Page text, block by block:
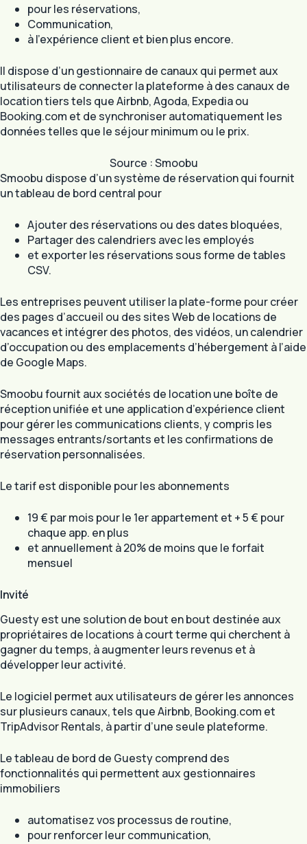
pour les réservations,
Communication,
à l’expérience client et bien plus encore.
Il dispose d’un gestionnaire de canaux qui permet aux
utilisateurs de connecter la plateforme à des canaux de
location tiers tels que Airbnb, Agoda, Expedia ou
Booking.com et de synchroniser automatiquement les
données telles que le séjour minimum ou le prix.
Source : Smoobu
Smoobu dispose d’un système de réservation qui fournit
un tableau de bord central pour
Ajouter des réservations ou des dates bloquées,
Partager des calendriers avec les employés
et exporter les réservations sous forme de tables
CSV.
Les entreprises peuvent utiliser la plate-forme pour créer
des pages d’accueil ou des sites Web de locations de
vacances et intégrer des photos, des vidéos, un calendrier
d’occupation ou des emplacements d’hébergement à l’aide
de Google Maps.
Smoobu fournit aux sociétés de location une boîte de
réception unifiée et une application d’expérience client
pour gérer les communications clients, y compris les
messages entrants/sortants et les confirmations de
réservation personnalisées.
Le tarif est disponible pour les abonnements
19 € par mois pour le 1er appartement et + 5 € pour
chaque app. en plus
et annuellement à 20% de moins que le forfait
mensuel
Invité
Guesty est une solution de bout en bout destinée aux
propriétaires de locations à court terme qui cherchent à
gagner du temps, à augmenter leurs revenus et à
développer leur activité.
Le logiciel permet aux utilisateurs de gérer les annonces
sur plusieurs canaux, tels que Airbnb, Booking.com et
TripAdvisor Rentals, à partir d’une seule plateforme.
Le tableau de bord de Guesty comprend des
fonctionnalités qui permettent aux gestionnaires
immobiliers
automatisez vos processus de routine,
pour renforcer leur communication,